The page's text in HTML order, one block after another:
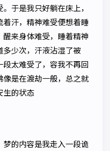
于是我只好躺在床上，
汗，精神难受便想着睡
来身体难受，睡着精神
少次，汗液沾湿了被
太难受了，容我不再回
是在渡劫一般，总之就
生的状态
的内容是我走入一段诡